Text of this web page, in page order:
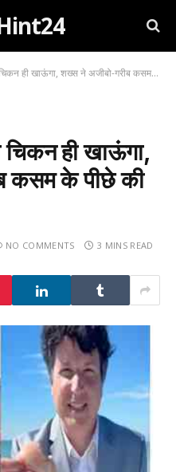
खाऊंगा, शख्स ने अजीबो-गरीब कसम के पीछे की वजह भी बताई…
चिकन ही खाऊंगा,
कसम के पीछे की
NO COMMENTS 3 MINS READ